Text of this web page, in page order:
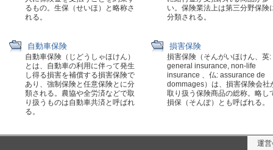
るもの。生保（せいほ）と略称さ
れる。
い。保険業法上は第三分野保険
分類される。
自動車保険
自動車保険（じどうしゃほけん）
とは、自動車の利用に伴って発生
し得る損害を補償する損害保険で
あり、強制保険と任意保険とに分
類される。農協や全労済などで取
り扱うものは自動車共済と呼ばれ
る。
損害保険
損害保険（そんがいほけん、英:
general insurance, non-life
insurance 、仏: assurance de
dommages）は、損害保険会社
取り扱う保険商品の総称。略し
損保（そんぽ）とも呼ばれる。
運